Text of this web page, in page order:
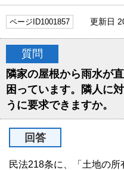
ページID1001857 更新日
質問
隣家の屋根から雨水が
困っています。隣人に
うに要求できますか。
回答
民法218条に、「土地の